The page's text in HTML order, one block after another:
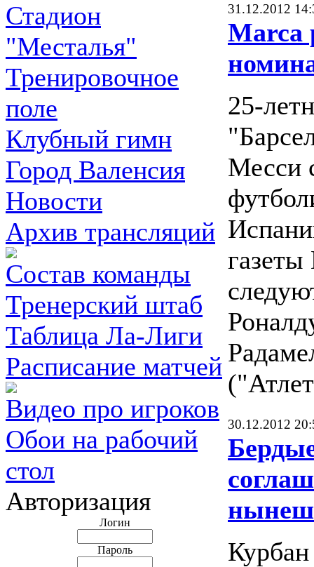
Стадион
"Месталья"
Тренировочное
поле
Клубный гимн
Город Валенсия
Новости
Архив трансляций
Состав команды
Тренерский штаб
Таблица Ла-Лиги
Расписание матчей
Видео про игроков
Обои на рабочий
стол
Авторизация
Логин
Пароль
31.12.2012
Marca
25-
Месси
30.12.2012